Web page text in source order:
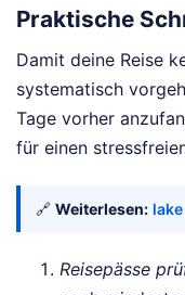
Praktische
Damit deine Reise
systematisch
Tage vorher
für einen
🔗 Weiterlesen:
Reisepässe